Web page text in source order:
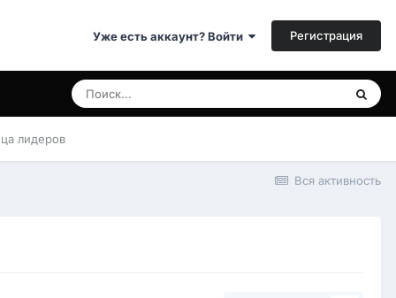
Уже есть аккаунт? Войти Регистрация
лидеров
Вся активность